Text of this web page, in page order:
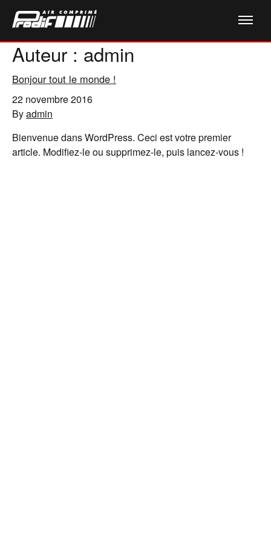
Auteur : admin
Bonjour tout le monde !
22 novembre 2016
Byadmin
Bienvenue dans WordPress. Ceci est votre premier
article. Modifiez-le ou supprimez-le, puis lancez-vous !